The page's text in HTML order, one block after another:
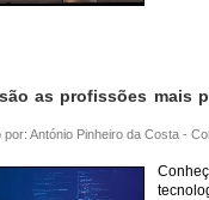
as profissões mais
por: António Pinheiro da Costa -